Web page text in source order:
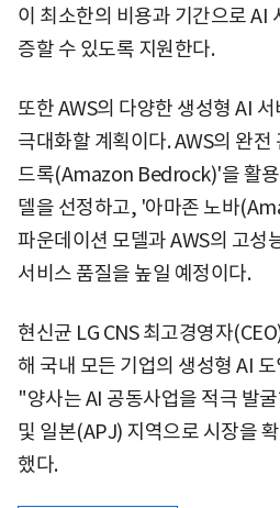
이 최소한의 비용과 기간으로 AI
증할 수 있도록 지원한다.
또한 AWS의 다양한 생성형 AI
극대화할 계획이다. AWS의 완전
드록(Amazon Bedrock)'을 활
델을 선정하고, '아마존 노바
파운데이션 모델과 AWS의 고성
서비스 품질을 높일 예정이다.
현신균 LG CNS 최고경영자
해 국내 모든 기업의 생성형 AI
"양사는 AI 공동사업을 적극 발
및 일본(APJ) 지역으로 시장을
했다.